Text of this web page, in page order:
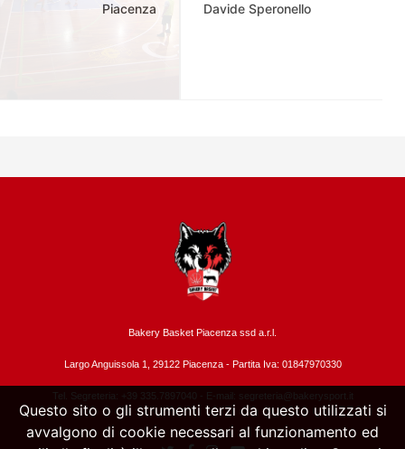
Piacenza
Davide Speronello
Bakery Basket Piacenza ssd a.r.l.
Largo Anguissola 1, 29122 Piacenza - Partita Iva: 01847970330
Tel. Segreteria: +39 335.7897040 - E-mail: segreteria@bakerysport.it
Questo sito o gli strumenti terzi da questo utilizzati si
avvalgono di cookie necessari al funzionamento ed